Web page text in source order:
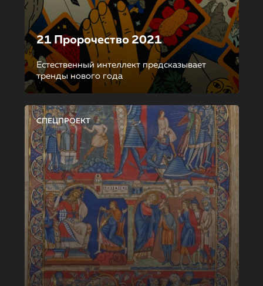
21 Пророчество 2021
Естественный интеллект предсказывает
тренды нового года
СПЕЦПРОЕКТ